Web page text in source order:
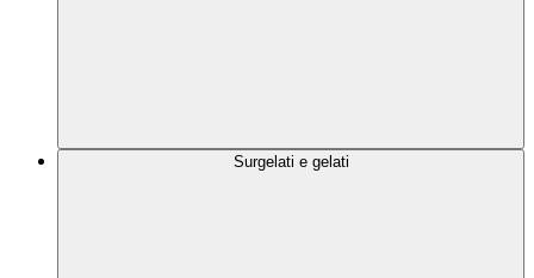
Surgelati e gelati